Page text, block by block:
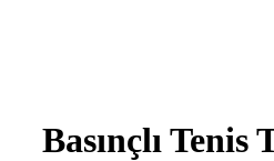
Basınçlı Tenis